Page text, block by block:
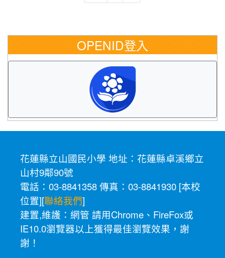
OPENID登入
花蓮縣立山國民小學 地址：花蓮縣卓溪鄉立
山村9鄰90號
電話：03-8841358 傳真：03-8841930 [本校
位置][聯絡我們]
建置,維護： 網管 請用Chrome 、 FireFox或
IE10.0瀏覽器以上獲得最佳瀏覽效果，謝
謝！